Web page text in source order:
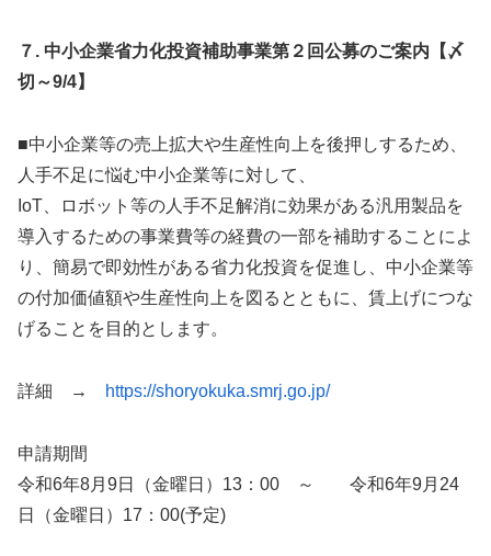
７. 中小企業省力化投資補助事業第２回公募のご案内【〆
切～9/4】
■中小企業等の売上拡大や生産性向上を後押しするため、
人手不足に悩む中小企業等に対して、
IoT、ロボット等の人手不足解消に効果がある汎用製品を
導入するための事業費等の経費の一部を補助することによ
り、簡易で即効性がある省力化投資を促進し、中小企業等
の付加価値額や生産性向上を図るとともに、賃上げにつな
げることを目的とします。
詳細 → https://shoryokuka.smrj.go.jp/
申請期間
令和6年8月9日（金曜日）13：00 ～ 令和6年9月24
日（金曜日）17：00(予定)